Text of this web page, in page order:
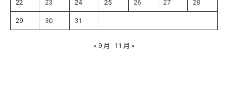
22 23 24 25 26 27 28
29 30 31
« 9 月 11 月 »